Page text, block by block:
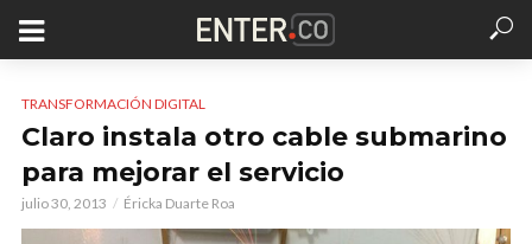
TRANSFORMACIÓN DIGITAL
Claro instala otro cable submarino
para mejorar el servicio
julio 30, 2013 Éricka Duarte Roa